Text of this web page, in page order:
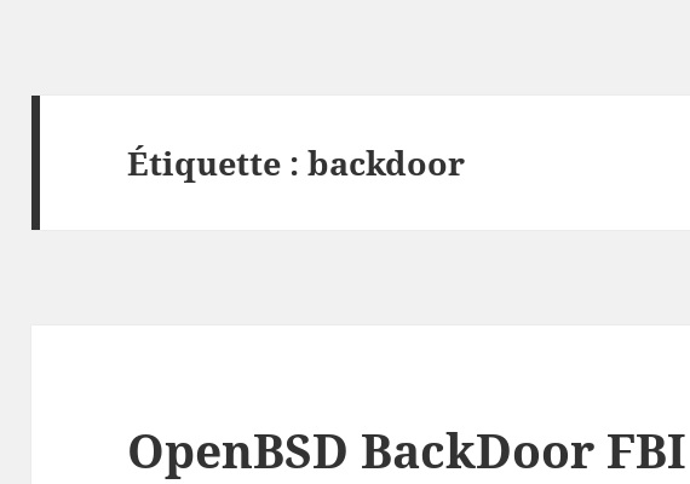
Étiquette :backdoor
OpenBSD BackDoor